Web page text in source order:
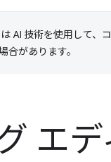
AI 技術を使用して、
合があります。
エデ